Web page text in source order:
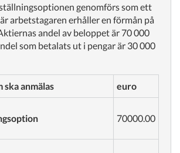
genomförs som ett
arbetstagaren erhåller en förmån på
andel av beloppet är 70 000
som betalats ut i pengar är 30 000
anmälas euro
70000.00